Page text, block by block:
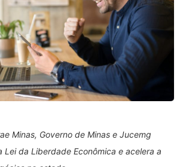
Minas, Governo de Minas e Jucemg
Lei da Liberdade Econômica e acelera a